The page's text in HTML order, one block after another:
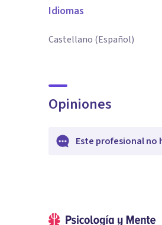
Idiomas
Castellano (Español)
Opiniones
Este profesional no